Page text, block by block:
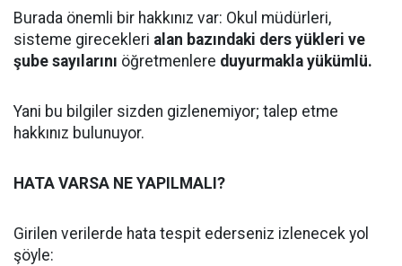
Burada önemli bir hakkınız var: Okul müdürleri,
sisteme girecekleri alan bazındaki ders yükleri ve
şube sayılarını öğretmenlere duyurmakla yükümlü.
Yani bu bilgiler sizden gizlenemiyor; talep etme
hakkınız bulunuyor.
HATA VARSA NE YAPILMALI?
Girilen verilerde hata tespit ederseniz izlenecek yol
şöyle: